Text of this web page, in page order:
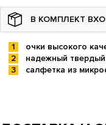
В КОМПЛЕКТ
очки высокого
надежный
салфетка из